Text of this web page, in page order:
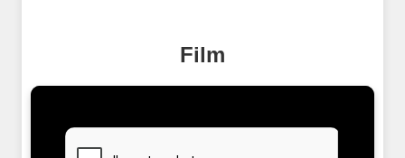
Film